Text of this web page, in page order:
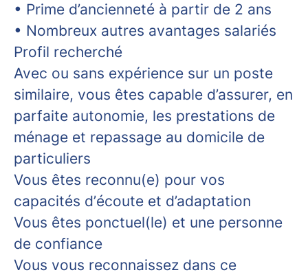
• Prime d’ancienneté à partir de 2 ans
• Nombreux autres avantages salariés
Profil recherché
Avec ou sans expérience sur un poste
similaire, vous êtes capable d’assurer, en
parfaite autonomie, les prestations de
ménage et repassage au domicile de
particuliers
Vous êtes reconnu(e) pour vos
capacités d’écoute et d’adaptation
Vous êtes ponctuel(le) et une personne
de confiance
Vous vous reconnaissez dans ce